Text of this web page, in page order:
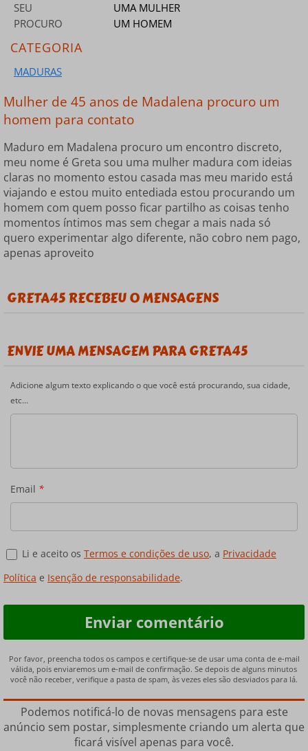
SEU
UMA MULHER
PROCURO
UM HOMEM
CATEGORIA
MADURAS
Mulher de 45 anos de Madalena procuro um
homem para contato
Maduro em Madalena procuro um encontro discreto,
meu nome é Greta sou uma mulher madura com ideias
claras no momento estou casada mas meu marido está
viajando e estou muito entediada estou procurando um
homem com quem posso ficar partilho as coisas tenho
momentos íntimos mas sem chegar a mais nada só
quero experimentar algo diferente, não cobro nem pago,
apenas aproveito
GRETA45 RECEBEU 0 MENSAGENS
ENVIE UMA MENSAGEM PARA GRETA45
Adicione algum texto explicando o que você está procurando, sua cidade,
etc...
Email *
Li e aceito os Termos e condições de uso, a Privacidade
Política e Isenção de responsabilidade.
Por favor, preencha todos os campos e certifique-se de usar uma conta de e-mail
válida, pois enviaremos um e-mail de confirmação. Se depois de alguns minutos
você não receber, verifique a pasta de spam, às vezes eles são desviados para lá.
Podemos notificá-lo de novas mensagens para este
anúncio sem postar, simplesmente criando um alerta que
ficará visível apenas para você.